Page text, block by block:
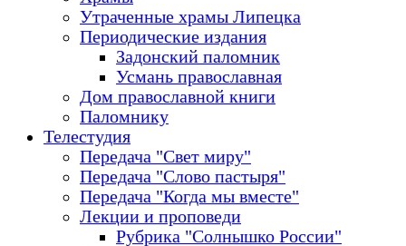
Утраченные храмы Липецка
Периодические издания
Задонский паломник
Усмань православная
Дом православной книги
Паломнику
Телестудия
Передача "Свет миру"
Передача "Слово пастыря"
Передача "Когда мы вместе"
Лекции и проповеди
Рубрика "Солнышко России"